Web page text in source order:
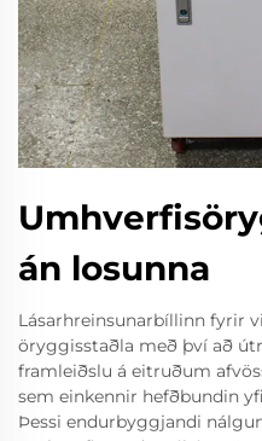
án losunna
Lásarhreinsunarbíllinn fyrir
öryggisstaðla með því að
framleiðslu á eitruðum
sem einkennir hefðbundin
Þessi endurbyggjandi